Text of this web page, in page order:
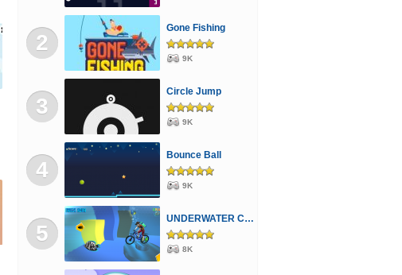
2
Gone Fishing
9K
3
Circle Jump
9K
4
Bounce Ball
9K
5
UNDERWATER CYCLING
8K